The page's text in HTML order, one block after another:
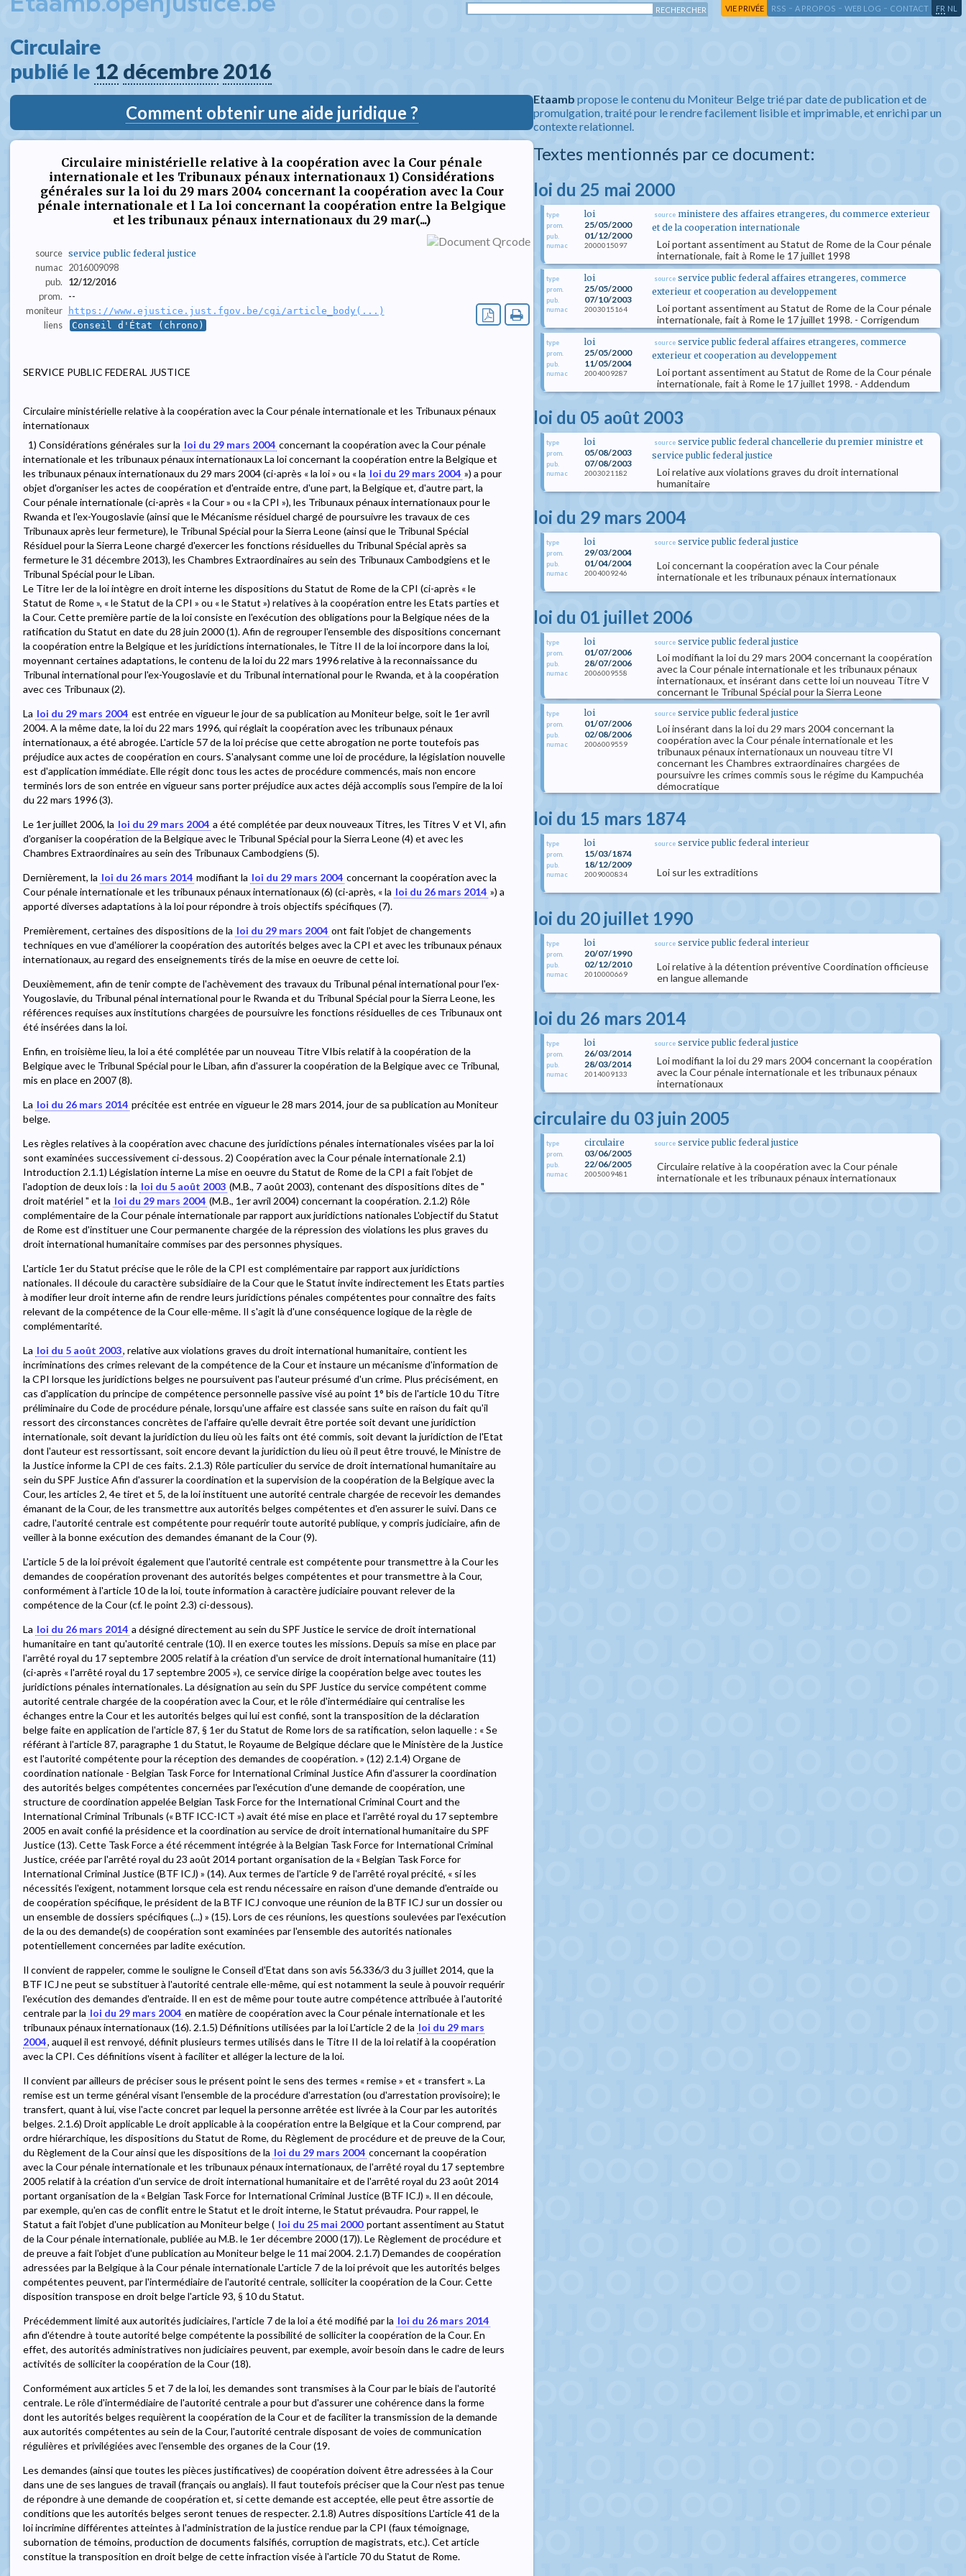
VIE PRIVÉE RSS - A PROPOS - WEB LOG - CONTACT FR NL
Circulaire
publié le 12 décembre 2016
Comment obtenir une aide juridique ?
Circulaire ministérielle relative à la coopération avec la Cour pénale
internationale et les Tribunaux pénaux internationaux 1) Considérations
générales sur la loi du 29 mars 2004 concernant la coopération avec la Cour
pénale internationale et l La loi concernant la coopération entre la Belgique
et les tribunaux pénaux internationaux du 29 mar(...)
source service public federal justice
numac 2016009098
pub.
12/12/2016
prom.
--
moniteur
https://www.ejustice.just.fgov.be/cgi/article_body(...)
liens Conseil d'État (chrono)
SERVICE PUBLIC FEDERAL JUSTICE
Circulaire ministérielle relative à la coopération avec la Cour pénale internationale et les Tribunaux pénaux
internationaux
1) Considérations générales sur la loi du 29 mars 2004 concernant la coopération avec la Cour pénale
internationale et les tribunaux pénaux internationaux La loi concernant la coopération entre la Belgique et
les tribunaux pénaux internationaux du 29 mars 2004 (ci-après « la loi » ou « la loi du 29 mars 2004 ») a pour
objet d'organiser les actes de coopération et d'entraide entre, d'une part, la Belgique et, d'autre part, la
Cour pénale internationale (ci-après « la Cour » ou « la CPI »), les Tribunaux pénaux internationaux pour le
Rwanda et l'ex-Yougoslavie (ainsi que le Mécanisme résiduel chargé de poursuivre les travaux de ces
Tribunaux après leur fermeture), le Tribunal Spécial pour la Sierra Leone (ainsi que le Tribunal Spécial
Résiduel pour la Sierra Leone chargé d'exercer les fonctions résiduelles du Tribunal Spécial après sa
fermeture le 31 décembre 2013), les Chambres Extraordinaires au sein des Tribunaux Cambodgiens et le
Tribunal Spécial pour le Liban.
Le Titre Ier de la loi intègre en droit interne les dispositions du Statut de Rome de la CPI (ci-après « le
Statut de Rome », « le Statut de la CPI » ou « le Statut ») relatives à la coopération entre les Etats parties et
la Cour. Cette première partie de la loi consiste en l'exécution des obligations pour la Belgique nées de la
ratification du Statut en date du 28 juin 2000 (1). Afin de regrouper l'ensemble des dispositions concernant
la coopération entre la Belgique et les juridictions internationales, le Titre II de la loi incorpore dans la loi,
moyennant certaines adaptations, le contenu de la loi du 22 mars 1996 relative à la reconnaissance du
Tribunal international pour l'ex-Yougoslavie et du Tribunal international pour le Rwanda, et à la coopération
avec ces Tribunaux (2).
La loi du 29 mars 2004 est entrée en vigueur le jour de sa publication au Moniteur belge, soit le 1er avril
2004. A la même date, la loi du 22 mars 1996, qui réglait la coopération avec les tribunaux pénaux
internationaux, a été abrogée. L'article 57 de la loi précise que cette abrogation ne porte toutefois pas
préjudice aux actes de coopération en cours. S'analysant comme une loi de procédure, la législation nouvelle
est d'application immédiate. Elle régit donc tous les actes de procédure commencés, mais non encore
terminés lors de son entrée en vigueur sans porter préjudice aux actes déjà accomplis sous l'empire de la loi
du 22 mars 1996 (3).
Le 1er juillet 2006, la loi du 29 mars 2004 a été complétée par deux nouveaux Titres, les Titres V et VI, afin
d'organiser la coopération de la Belgique avec le Tribunal Spécial pour la Sierra Leone (4) et avec les
Chambres Extraordinaires au sein des Tribunaux Cambodgiens (5).
Dernièrement, la loi du 26 mars 2014 modifiant la loi du 29 mars 2004 concernant la coopération avec la
Cour pénale internationale et les tribunaux pénaux internationaux (6) (ci-après, « la loi du 26 mars 2014 ») a
apporté diverses adaptations à la loi pour répondre à trois objectifs spécifiques (7).
Premièrement, certaines des dispositions de la loi du 29 mars 2004 ont fait l'objet de changements
techniques en vue d'améliorer la coopération des autorités belges avec la CPI et avec les tribunaux pénaux
internationaux, au regard des enseignements tirés de la mise en oeuvre de cette loi.
Deuxièmement, afin de tenir compte de l'achèvement des travaux du Tribunal pénal international pour l'ex-
Yougoslavie, du Tribunal pénal international pour le Rwanda et du Tribunal Spécial pour la Sierra Leone, les
références requises aux institutions chargées de poursuivre les fonctions résiduelles de ces Tribunaux ont
été insérées dans la loi.
Enfin, en troisième lieu, la loi a été complétée par un nouveau Titre VIbis relatif à la coopération de la
Belgique avec le Tribunal Spécial pour le Liban, afin d'assurer la coopération de la Belgique avec ce Tribunal,
mis en place en 2007 (8).
La loi du 26 mars 2014 précitée est entrée en vigueur le 28 mars 2014, jour de sa publication au Moniteur
belge.
Les règles relatives à la coopération avec chacune des juridictions pénales internationales visées par la loi
sont examinées successivement ci-dessous. 2) Coopération avec la Cour pénale internationale 2.1)
Introduction 2.1.1) Législation interne La mise en oeuvre du Statut de Rome de la CPI a fait l'objet de
l'adoption de deux lois : la loi du 5 août 2003 (M.B., 7 août 2003), contenant des dispositions dites de "
droit matériel " et la loi du 29 mars 2004 (M.B., 1er avril 2004) concernant la coopération. 2.1.2) Rôle
complémentaire de la Cour pénale internationale par rapport aux juridictions nationales L'objectif du Statut
de Rome est d'instituer une Cour permanente chargée de la répression des violations les plus graves du
droit international humanitaire commises par des personnes physiques.
L'article 1er du Statut précise que le rôle de la CPI est complémentaire par rapport aux juridictions
nationales. Il découle du caractère subsidiaire de la Cour que le Statut invite indirectement les Etats parties
à modifier leur droit interne afin de rendre leurs juridictions pénales compétentes pour connaître des faits
relevant de la compétence de la Cour elle-même. Il s'agit là d'une conséquence logique de la règle de
complémentarité.
La loi du 5 août 2003, relative aux violations graves du droit international humanitaire, contient les
incriminations des crimes relevant de la compétence de la Cour et instaure un mécanisme d'information de
la CPI lorsque les juridictions belges ne poursuivent pas l'auteur présumé d'un crime. Plus précisément, en
cas d'application du principe de compétence personnelle passive visé au point 1° bis de l'article 10 du Titre
préliminaire du Code de procédure pénale, lorsqu'une affaire est classée sans suite en raison du fait qu'il
ressort des circonstances concrètes de l'affaire qu'elle devrait être portée soit devant une juridiction
internationale, soit devant la juridiction du lieu où les faits ont été commis, soit devant la juridiction de l'Etat
dont l'auteur est ressortissant, soit encore devant la juridiction du lieu où il peut être trouvé, le Ministre de
la Justice informe la CPI de ces faits. 2.1.3) Rôle particulier du service de droit international humanitaire au
sein du SPF Justice Afin d'assurer la coordination et la supervision de la coopération de la Belgique avec la
Cour, les articles 2, 4e tiret et 5, de la loi instituent une autorité centrale chargée de recevoir les demandes
émanant de la Cour, de les transmettre aux autorités belges compétentes et d'en assurer le suivi. Dans ce
cadre, l'autorité centrale est compétente pour requérir toute autorité publique, y compris judiciaire, afin de
veiller à la bonne exécution des demandes émanant de la Cour (9).
L'article 5 de la loi prévoit également que l'autorité centrale est compétente pour transmettre à la Cour les
demandes de coopération provenant des autorités belges compétentes et pour transmettre à la Cour,
conformément à l'article 10 de la loi, toute information à caractère judiciaire pouvant relever de la
compétence de la Cour (cf. le point 2.3) ci-dessous).
La loi du 26 mars 2014 a désigné directement au sein du SPF Justice le service de droit international
humanitaire en tant qu'autorité centrale (10). Il en exerce toutes les missions. Depuis sa mise en place par
l'arrêté royal du 17 septembre 2005 relatif à la création d'un service de droit international humanitaire (11)
(ci-après « l'arrêté royal du 17 septembre 2005 »), ce service dirige la coopération belge avec toutes les
juridictions pénales internationales. La désignation au sein du SPF Justice du service compétent comme
autorité centrale chargée de la coopération avec la Cour, et le rôle d'intermédiaire qui centralise les
échanges entre la Cour et les autorités belges qui lui est confié, sont la transposition de la déclaration
belge faite en application de l'article 87, § 1er du Statut de Rome lors de sa ratification, selon laquelle : « Se
référant à l'article 87, paragraphe 1 du Statut, le Royaume de Belgique déclare que le Ministère de la Justice
est l'autorité compétente pour la réception des demandes de coopération. » (12) 2.1.4) Organe de
coordination nationale - Belgian Task Force for International Criminal Justice Afin d'assurer la coordination
des autorités belges compétentes concernées par l'exécution d'une demande de coopération, une
structure de coordination appelée Belgian Task Force for the International Criminal Court and the
International Criminal Tribunals (« BTF ICC-ICT ») avait été mise en place et l'arrêté royal du 17 septembre
2005 en avait confié la présidence et la coordination au service de droit international humanitaire du SPF
Justice (13). Cette Task Force a été récemment intégrée à la Belgian Task Force for International Criminal
Justice, créée par l'arrêté royal du 23 août 2014 portant organisation de la « Belgian Task Force for
International Criminal Justice (BTF ICJ) » (14). Aux termes de l'article 9 de l'arrêté royal précité, « si les
nécessités l'exigent, notamment lorsque cela est rendu nécessaire en raison d'une demande d'entraide ou
de coopération spécifique, le président de la BTF ICJ convoque une réunion de la BTF ICJ sur un dossier ou
un ensemble de dossiers spécifiques (...) » (15). Lors de ces réunions, les questions soulevées par l'exécution
de la ou des demande(s) de coopération sont examinées par l'ensemble des autorités nationales
potentiellement concernées par ladite exécution.
Il convient de rappeler, comme le souligne le Conseil d'Etat dans son avis 56.336/3 du 3 juillet 2014, que la
BTF ICJ ne peut se substituer à l'autorité centrale elle-même, qui est notamment la seule à pouvoir requérir
l'exécution des demandes d'entraide. Il en est de même pour toute autre compétence attribuée à l'autorité
centrale par la loi du 29 mars 2004 en matière de coopération avec la Cour pénale internationale et les
tribunaux pénaux internationaux (16). 2.1.5) Définitions utilisées par la loi L'article 2 de la loi du 29 mars
2004, auquel il est renvoyé, définit plusieurs termes utilisés dans le Titre II de la loi relatif à la coopération
avec la CPI. Ces définitions visent à faciliter et alléger la lecture de la loi.
Il convient par ailleurs de préciser sous le présent point le sens des termes « remise » et « transfert ». La
remise est un terme général visant l'ensemble de la procédure d'arrestation (ou d'arrestation provisoire); le
transfert, quant à lui, vise l'acte concret par lequel la personne arrêtée est livrée à la Cour par les autorités
belges. 2.1.6) Droit applicable Le droit applicable à la coopération entre la Belgique et la Cour comprend, par
ordre hiérarchique, les dispositions du Statut de Rome, du Règlement de procédure et de preuve de la Cour,
du Règlement de la Cour ainsi que les dispositions de la loi du 29 mars 2004 concernant la coopération
avec la Cour pénale internationale et les tribunaux pénaux internationaux, de l'arrêté royal du 17 septembre
2005 relatif à la création d'un service de droit international humanitaire et de l'arrêté royal du 23 août 2014
portant organisation de la « Belgian Task Force for International Criminal Justice (BTF ICJ) ». Il en découle,
par exemple, qu'en cas de conflit entre le Statut et le droit interne, le Statut prévaudra. Pour rappel, le
Statut a fait l'objet d'une publication au Moniteur belge ( loi du 25 mai 2000 portant assentiment au Statut
de la Cour pénale internationale, publiée au M.B. le 1er décembre 2000 (17)). Le Règlement de procédure et
de preuve a fait l'objet d'une publication au Moniteur belge le 11 mai 2004. 2.1.7) Demandes de coopération
adressées par la Belgique à la Cour pénale internationale L'article 7 de la loi prévoit que les autorités belges
compétentes peuvent, par l'intermédiaire de l'autorité centrale, solliciter la coopération de la Cour. Cette
disposition transpose en droit belge l'article 93, § 10 du Statut.
Précédemment limité aux autorités judiciaires, l'article 7 de la loi a été modifié par la loi du 26 mars 2014
afin d'étendre à toute autorité belge compétente la possibilité de solliciter la coopération de la Cour. En
effet, des autorités administratives non judiciaires peuvent, par exemple, avoir besoin dans le cadre de leurs
activités de solliciter la coopération de la Cour (18).
Conformément aux articles 5 et 7 de la loi, les demandes sont transmises à la Cour par le biais de l'autorité
centrale. Le rôle d'intermédiaire de l'autorité centrale a pour but d'assurer une cohérence dans la forme
dont les autorités belges requièrent la coopération de la Cour et de faciliter la transmission de la demande
aux autorités compétentes au sein de la Cour, l'autorité centrale disposant de voies de communication
régulières et privilégiées avec l'ensemble des organes de la Cour (19.
Les demandes (ainsi que toutes les pièces justificatives) de coopération doivent être adressées à la Cour
dans une de ses langues de travail (français ou anglais). Il faut toutefois préciser que la Cour n'est pas tenue
de répondre à une demande de coopération et, si cette demande est acceptée, elle peut être assortie de
conditions que les autorités belges seront tenues de respecter. 2.1.8) Autres dispositions L'article 41 de la
loi incrimine différentes atteintes à l'administration de la justice rendue par la CPI (faux témoignage,
subornation de témoins, production de documents falsifiés, corruption de magistrats, etc.). Cet article
constitue la transposition en droit belge de cette infraction visée à l'article 70 du Statut de Rome.
Etaamb propose le contenu du Moniteur Belge trié par date de publication et de
promulgation, traité pour le rendre facilement lisible et imprimable, et enrichi par un
contexte relationnel.
Textes mentionnés par ce document:
loi du 25 mai 2000
type loi
prom. 25/05/2000
pub. 01/12/2000
numac 2000015097
source ministere des affaires etrangeres, du commerce exterieur
et de la cooperation internationale
Loi portant assentiment au Statut de Rome de la Cour pénale
internationale, fait à Rome le 17 juillet 1998
type loi
prom. 25/05/2000
pub. 07/10/2003
numac 2003015164
source service public federal affaires etrangeres, commerce
exterieur et cooperation au developpement
Loi portant assentiment au Statut de Rome de la Cour pénale
internationale, fait à Rome le 17 juillet 1998. - Corrigendum
type loi
prom. 25/05/2000
pub. 11/05/2004
numac 2004009287
source service public federal affaires etrangeres, commerce
exterieur et cooperation au developpement
Loi portant assentiment au Statut de Rome de la Cour pénale
internationale, fait à Rome le 17 juillet 1998. - Addendum
loi du 05 août 2003
type loi
prom. 05/08/2003
pub. 07/08/2003
numac 2003021182
source service public federal chancellerie du premier ministre et
service public federal justice
Loi relative aux violations graves du droit international
humanitaire
loi du 29 mars 2004
type loi
prom. 29/03/2004
pub. 01/04/2004
numac 2004009246
source service public federal justice
Loi concernant la coopération avec la Cour pénale
internationale et les tribunaux pénaux internationaux
loi du 01 juillet 2006
type loi
prom. 01/07/2006
pub. 28/07/2006
numac 2006009558
source service public federal justice
Loi modifiant la loi du 29 mars 2004 concernant la coopération
avec la Cour pénale internationale et les tribunaux pénaux
internationaux, et insérant dans cette loi un nouveau Titre V
concernant le Tribunal Spécial pour la Sierra Leone
type loi
prom. 01/07/2006
pub. 02/08/2006
numac 2006009559
source service public federal justice
Loi insérant dans la loi du 29 mars 2004 concernant la
coopération avec la Cour pénale internationale et les
tribunaux pénaux internationaux un nouveau titre VI
concernant les Chambres extraordinaires chargées de
poursuivre les crimes commis sous le régime du Kampuchéa
démocratique
loi du 15 mars 1874
type loi
prom. 15/03/1874
pub. 18/12/2009
numac 2009000834
source service public federal interieur
Loi sur les extraditions
loi du 20 juillet 1990
type loi
prom. 20/07/1990
pub. 02/12/2010
numac 2010000669
source service public federal interieur
Loi relative à la détention préventive Coordination officieuse
en langue allemande
loi du 26 mars 2014
type loi
prom. 26/03/2014
pub. 28/03/2014
numac 2014009133
source service public federal justice
Loi modifiant la loi du 29 mars 2004 concernant la coopération
avec la Cour pénale internationale et les tribunaux pénaux
internationaux
circulaire du 03 juin 2005
type circulaire
prom. 03/06/2005
pub. 22/06/2005
numac 2005009481
source service public federal justice
Circulaire relative à la coopération avec la Cour pénale
internationale et les tribunaux pénaux internationaux